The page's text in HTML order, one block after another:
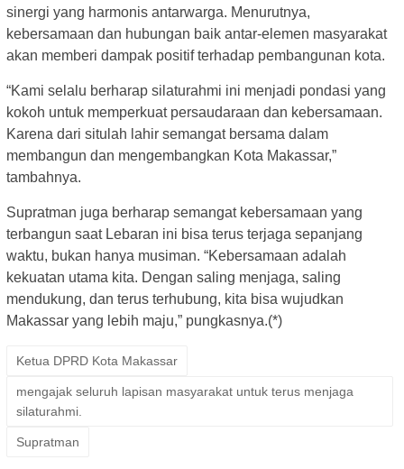
sinergi yang harmonis antarwarga. Menurutnya,
kebersamaan dan hubungan baik antar-elemen masyarakat
akan memberi dampak positif terhadap pembangunan kota.
“Kami selalu berharap silaturahmi ini menjadi pondasi yang
kokoh untuk memperkuat persaudaraan dan kebersamaan.
Karena dari situlah lahir semangat bersama dalam
membangun dan mengembangkan Kota Makassar,”
tambahnya.
Supratman juga berharap semangat kebersamaan yang
terbangun saat Lebaran ini bisa terus terjaga sepanjang
waktu, bukan hanya musiman. “Kebersamaan adalah
kekuatan utama kita. Dengan saling menjaga, saling
mendukung, dan terus terhubung, kita bisa wujudkan
Makassar yang lebih maju,” pungkasnya.(*)
Ketua DPRD Kota Makassar
mengajak seluruh lapisan masyarakat untuk terus menjaga
silaturahmi.
Supratman